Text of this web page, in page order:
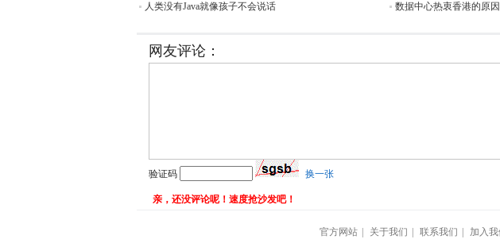
人类没有Java就像孩子不会说话
数据中心热衷香港的原
网友评论：
验证码 换一张
亲，还没评论呢！速度抢沙发吧！
官方网站 关于我们 联系我们 加入我